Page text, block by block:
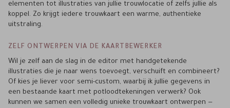
elementen tot illustraties van jullie trouwlocatie of zelfs jullie als
koppel. Zo krijgt iedere trouwkaart een warme, authentieke
uitstraling.
ZELF ONTWERPEN VIA DE KAARTBEWERKER
Wil je zelf aan de slag in de editor met handgetekende
illustraties die je naar wens toevoegt, verschuift en combineert?
Of kies je liever voor semi-custom, waarbij ik jullie gegevens in
een bestaande kaart met potloodtekeningen verwerk? Ook
kunnen we samen een volledig unieke trouwkaart ontwerpen —